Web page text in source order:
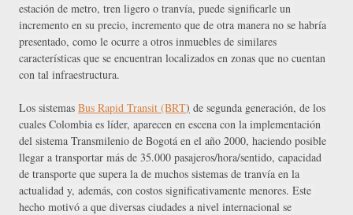
estación de metro, tren ligero o tranvía, puede significarle un
incremento en su precio, incremento que de otra manera no se habría
presentado, como le ocurre a otros inmuebles de similares
características que se encuentran localizados en zonas que no cuentan
con tal infraestructura.
Los sistemas Bus Rapid Transit (BRT) de segunda generación, de los
cuales Colombia es líder, aparecen en escena con la implementación
del sistema Transmilenio de Bogotá en el año 2000, haciendo posible
llegar a transportar más de 35.000 pasajeros/hora/sentido, capacidad
de transporte que supera la de muchos sistemas de tranvía en la
actualidad y, además, con costos significativamente menores. Este
hecho motivó a que diversas ciudades a nivel internacional se